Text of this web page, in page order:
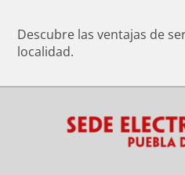
Descubre las ventajas de
localidad.